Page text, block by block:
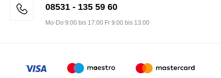
08531 - 135 59 60
Mo-Do 9:00 bis 17:00 Fr 9:00 bis 13:00